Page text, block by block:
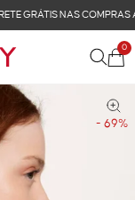
R$ 899
0
- 69%